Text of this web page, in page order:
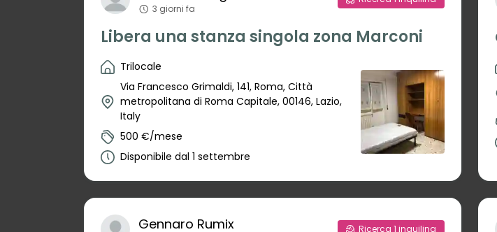
3 giorni fa
Libera una stanza singola zona Marconi
Trilocale
Via Francesco Grimaldi, 141, Roma, Città
metropolitana di Roma Capitale, 00146, Lazio,
Italy
500 €/mese
Disponibile dal 1 settembre
Gennaro Rumix Ricerca 1 inquilina